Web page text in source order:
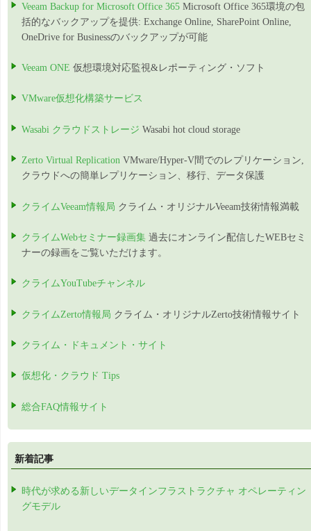
Veeam Backup for Microsoft Office 365 Microsoft Office 365環境の包
括的なバックアップを提供: Exchange Online, SharePoint Online,
OneDrive for Businessのバックアップが可能
Veeam ONE 仮想環境対応監視&レポーティング・ソフト
VMware仮想化構築サービス
Wasabi クラウドストレージ Wasabi hot cloud storage
Zerto Virtual Replication VMware/Hyper-V間でのレプリケーション,
クラウドへの簡単レプリケーション、移行、データ保護
クライムVeeam情報局 クライム・オリジナルVeeam技術情報満載
クライムWebセミナー録画集 過去にオンライン配信したWEBセミ
ナーの録画をご覧いただけます。
クライムYouTubeチャンネル
クライムZerto情報局 クライム・オリジナルZerto技術情報サイト
クライム・ドキュメント・サイト
仮想化・クラウド Tips
総合FAQ情報サイト
新着記事
時代が求める新しいデータインフラストラクチャ オペレーティン
グモデル